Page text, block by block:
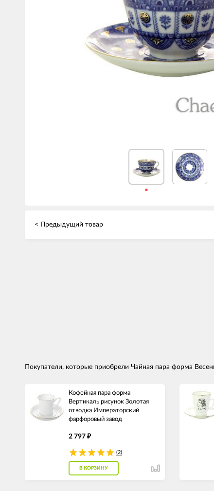
< Предыдущий товар
Покупатели, которые приобрели Чайная пара форма
Кофейная пара форма
Вертикаль рисунок Золотая
отводка Императорский
фарфоровый завод
2 797 ₽
(2)
В КОРЗИНУ